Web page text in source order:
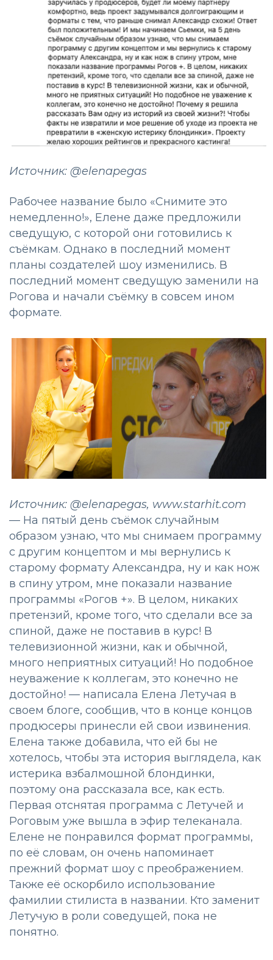
Источник: @elenapegas
Рабочее название было «Снимите это
немедленно!», Елене даже предложили
сведущую, с которой они готовились к
съёмкам. Однако в последний момент
планы создателей шоу изменились. В
последний момент сведущую заменили на
Рогова и начали съёмку в совсем ином
формате.
Источник: @elenapegas, www.starhit.com
— На пятый день съёмок случайным
образом узнаю, что мы снимаем программу
с другим концептом и мы вернулись к
старому формату Александра, ну и как нож
в спину утром, мне показали название
программы «Рогов +». В целом, никаких
претензий, кроме того, что сделали все за
спиной, даже не поставив в курс! В
телевизионной жизни, как и обычной,
много неприятных ситуаций! Но подобное
неуважение к коллегам, это конечно не
достойно! — написала Елена Летучая в
своем блоге, сообщив, что в конце концов
продюсеры принесли ей свои извинения.
Елена также добавила, что ей бы не
хотелось, чтобы эта история выглядела, как
истерика взбалмошной блондинки,
поэтому она рассказала все, как есть.
Первая отснятая программа с Летучей и
Роговым уже вышла в эфир телеканала.
Елене не понравился формат программы,
по её словам, он очень напоминает
прежний формат шоу с преображением.
Также её оскорбило использование
фамилии стилиста в названии. Кто заменит
Летучую в роли соведущей, пока не
понятно.